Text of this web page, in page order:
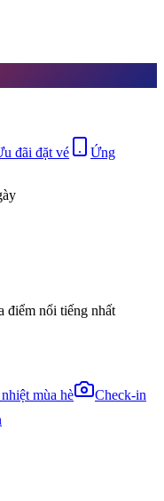
đãi đặt vé
Ứng
điểm nổi tiếng nhất
mùa hè
Check-in